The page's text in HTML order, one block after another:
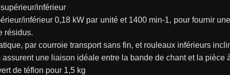
inférieur
inférieur 0,18 kW par unité et 1400 min-1, pour fournir
résidus.
par courroie transport sans fin, et rouleaux inférieurs
une liaison idéale entre la bande de chant et la pièce
de téflon pour 1,5 kg